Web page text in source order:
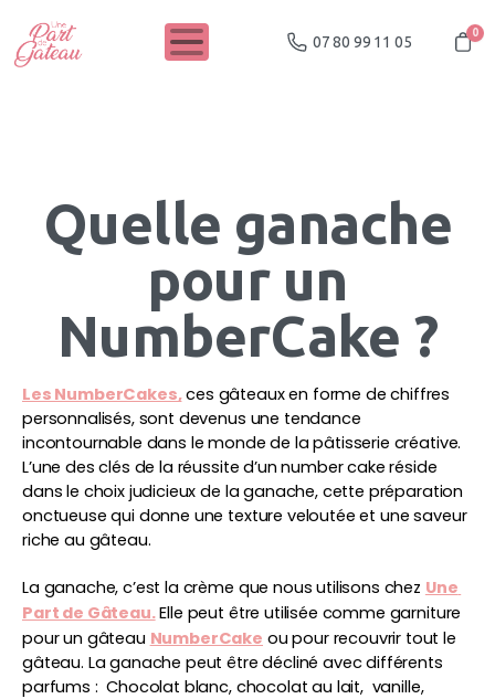
07 80 99 11 05 0
Quelle ganache
pour un
NumberCake ?
Les NumberCakes, ces gâteaux en forme de chiffres
personnalisés, sont devenus une tendance
incontournable dans le monde de la pâtisserie créative.
L’une des clés de la réussite d’un number cake réside
dans le choix judicieux de la ganache, cette préparation
onctueuse qui donne une texture veloutée et une saveur
riche au gâteau.
La ganache, c’est la crème que nous utilisons chez Une
Part de Gâteau. Elle peut être utilisée comme garniture
pour un gâteau NumberCake ou pour recouvrir tout le
gâteau. La ganache peut être décliné avec différents
parfums :  Chocolat blanc, chocolat au lait,  vanille,